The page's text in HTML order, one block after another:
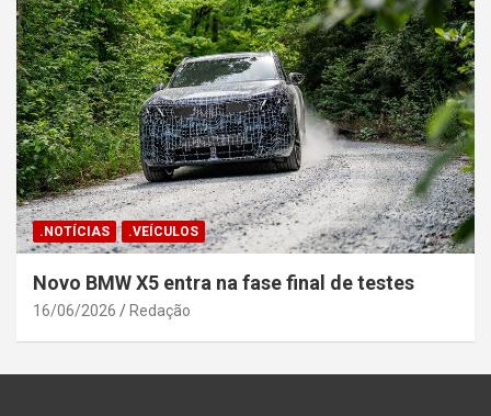
.NOTÍCIAS .VEÍCULOS
Novo BMW X5 entra na fase final de testes
16/06/2026 Redação